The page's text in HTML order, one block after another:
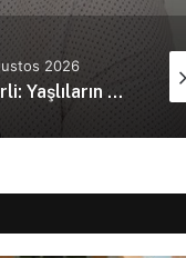
2026
İncirli: Yaşlıların kaliteli ve erişilebilir bakım hizmeti alması en temel önceliğimiz